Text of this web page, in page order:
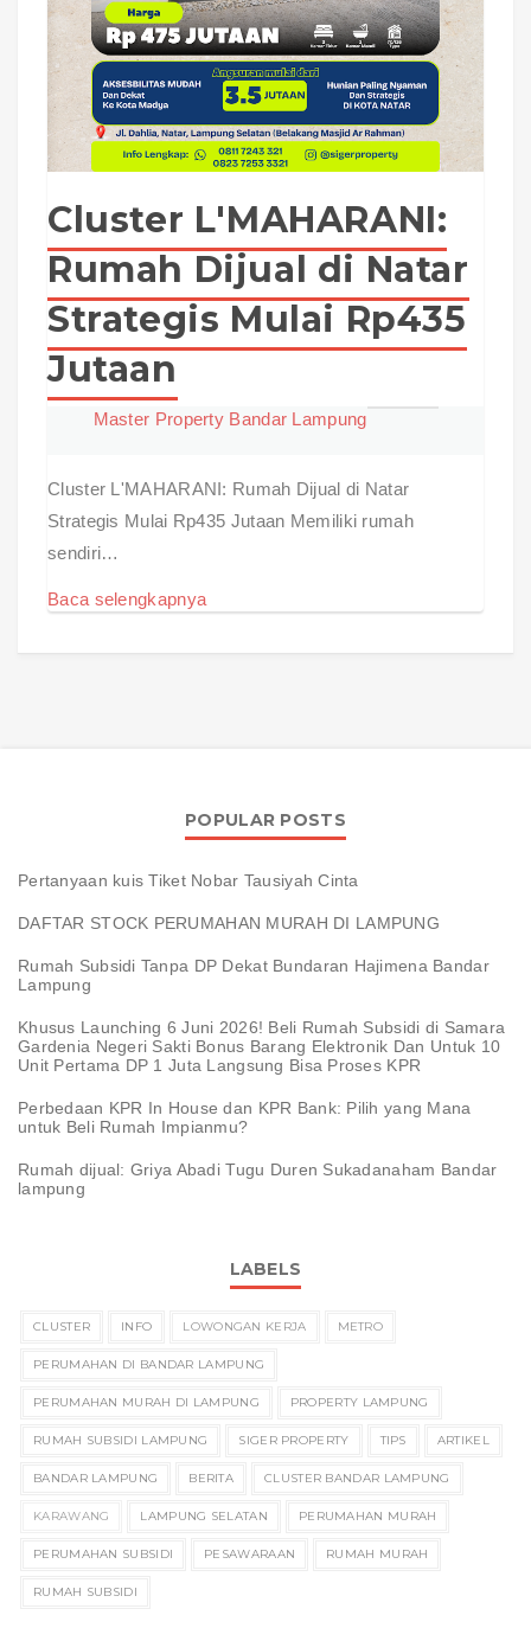
Cluster L'MAHARANI:
Rumah Dijual di Natar
Strategis Mulai Rp435
Jutaan
Master Property Bandar Lampung
Cluster L'MAHARANI: Rumah Dijual di Natar
Strategis Mulai Rp435 Jutaan Memiliki rumah
sendiri…
Baca selengkapnya
POPULAR POSTS
Pertanyaan kuis Tiket Nobar Tausiyah Cinta
DAFTAR STOCK PERUMAHAN MURAH DI LAMPUNG
Rumah Subsidi Tanpa DP Dekat Bundaran Hajimena Bandar
Lampung
Khusus Launching 6 Juni 2026! Beli Rumah Subsidi di Samara
Gardenia Negeri Sakti Bonus Barang Elektronik Dan Untuk 10
Unit Pertama DP 1 Juta Langsung Bisa Proses KPR
Perbedaan KPR In House dan KPR Bank: Pilih yang Mana
untuk Beli Rumah Impianmu?
Rumah dijual: Griya Abadi Tugu Duren Sukadanaham Bandar
lampung
LABELS
CLUSTER INFO LOWONGAN KERJA METRO
PERUMAHAN DI BANDAR LAMPUNG
PERUMAHAN MURAH DI LAMPUNG PROPERTY LAMPUNG
RUMAH SUBSIDI LAMPUNG SIGER PROPERTY TIPS ARTIKEL
BANDAR LAMPUNG BERITA CLUSTER BANDAR LAMPUNG
KARAWANG LAMPUNG SELATAN PERUMAHAN MURAH
PERUMAHAN SUBSIDI PESAWARAAN RUMAH MURAH
RUMAH SUBSIDI